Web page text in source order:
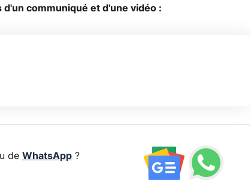
d'un communiqué et d'une vidéo :
de WhatsApp?